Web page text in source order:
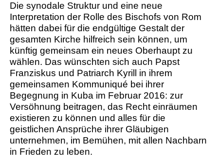
Die synodale Struktur und eine neue
Interpretation der Rolle des Bischofs von Rom
hätten dabei für die endgültige Gestalt der
gesamten Kirche hilfreich sein können, um
künftig gemeinsam ein neues Oberhaupt zu
wählen. Das wünschten sich auch Papst
Franziskus und Patriarch Kyrill in ihrem
gemeinsamen Kommuniqué bei ihrer
Begegnung in Kuba im Februar 2016: zur
Versöhnung beitragen, das Recht einräumen
existieren zu können und alles für die
geistlichen Ansprüche ihrer Gläubigen
unternehmen, im Bemühen, mit allen Nachbarn
in Frieden zu leben.